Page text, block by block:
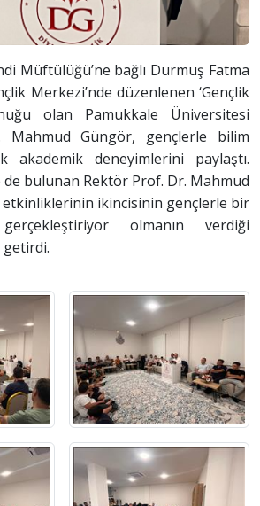
Müftülüğü’ne bağlı Durmuş Fatma
Merkezi’nde düzenlenen ‘Gençlik
olan Pamukkale Üniversitesi
Güngör, gençlerle bilim
akademik deneyimlerini paylaştı.
bulunan Rektör Prof. Dr. Mahmud
ikincisinin gençlerle bir
olmanın verdiği